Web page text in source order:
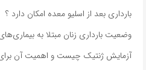
بارداری بعد از اسلیو معده امکان دارد ؟
وضعیت بارداری زنان مبتلا به
آزمایش ژنتیک چیست و اهمیت آن برای